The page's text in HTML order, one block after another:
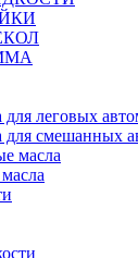
леговых
смешанных
масла